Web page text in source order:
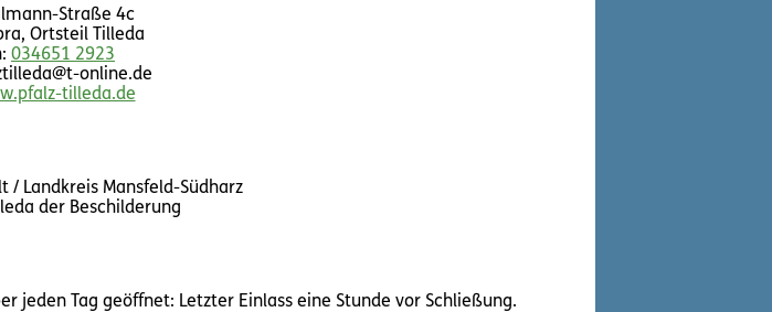
Straße 4c
Ortsteil Tilleda
034651 2923
online.de
tilleda.de
/ Landkreis Mansfeld-Südharz
der Beschilderung
jeden Tag geöffnet: Letzter Einlass eine Stunde vor Schließung.